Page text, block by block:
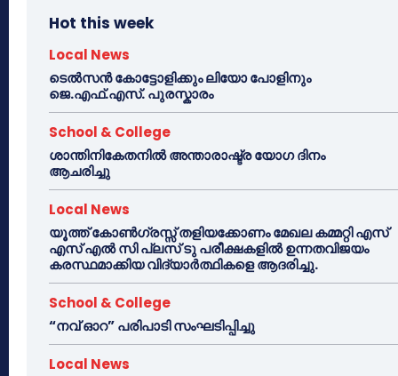
Hot this week
Local News
ടെൽസൻ കോട്ടോളിക്കും ലിയോ പോളിനും
ജെ.എഫ്.എസ്. പുരസ്കാരം
School & College
ശാന്തിനികേതനിൽ അന്താരാഷ്ട്ര യോഗ ദിനം
ആചരിച്ചു
Local News
യൂത്ത് കോൺഗ്രസ്സ് തളിയക്കോണം മേഖല കമ്മറ്റി എസ്
എസ് എൽ സി പ്ലസ് ടു പരീക്ഷകളിൽ ഉന്നതവിജയം
കരസ്ഥമാക്കിയ വിദ്യാർത്ഥികളെ ആദരിച്ചു.
School & College
“നവ് ഓറ” പരിപാടി സംഘടിപ്പിച്ചു
Local News